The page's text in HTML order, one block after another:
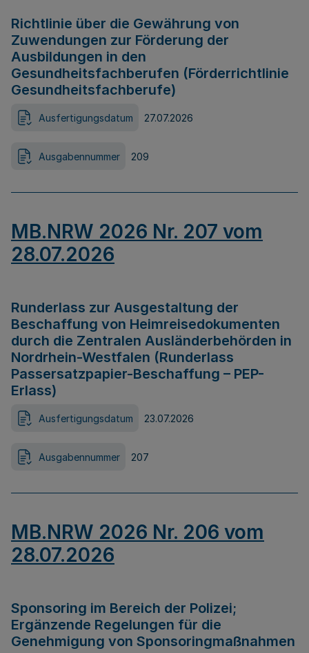
Richtlinie über die Gewährung von
Zuwendungen zur Förderung der
Ausbildungen in den
Gesundheitsfachberufen (Förderrichtlinie
Gesundheitsfachberufe)
Ausfertigungsdatum 27.07.2026
Ausgabennummer 209
MB.NRW 2026 Nr. 207 vom
28.07.2026
Runderlass zur Ausgestaltung der
Beschaffung von Heimreisedokumenten
durch die Zentralen Ausländerbehörden in
Nordrhein-Westfalen (Runderlass
Passersatzpapier-Beschaffung – PEP-
Erlass)
Ausfertigungsdatum 23.07.2026
Ausgabennummer 207
MB.NRW 2026 Nr. 206 vom
28.07.2026
Sponsoring im Bereich der Polizei;
Ergänzende Regelungen für die
Genehmigung von Sponsoringmaßnahmen